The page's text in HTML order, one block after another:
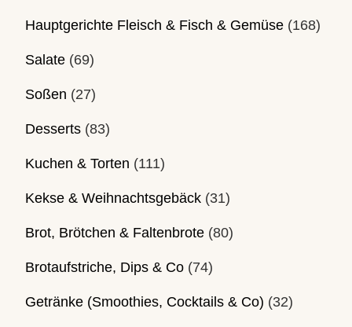
Hauptgerichte Fleisch & Fisch & Gemüse (168)
Salate (69)
Soßen (27)
Desserts (83)
Kuchen & Torten (111)
Kekse & Weihnachtsgebäck (31)
Brot, Brötchen & Faltenbrote (80)
Brotaufstriche, Dips & Co (74)
Getränke (Smoothies, Cocktails & Co) (32)